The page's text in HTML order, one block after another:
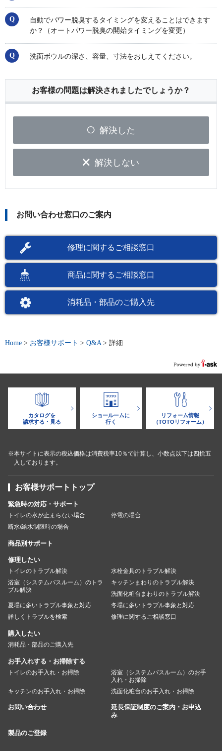
自動でパワー脱臭するタイミングを変えることはできます
か？（オートパワー脱臭の開始タイミングを変更）
洗面ボウルの深さ、容量、寸法をおしえてください。
お客様の問題は解決されましたでしょうか？
解決した
解決しない
お問い合わせ窓口のご案内
修理に関するご相談窓口
商品に関するご相談窓口
消耗品・部品のご購入先
Home > お客様サポート > Q&A > 詳細
カタログを
請求する・見る
ショールームに
行く
リフォーム情報
（TOTOリフォーム）
※本サイトに表示の税込価格は消費税率10％で計算し、小数点以下は四捨五
入しております。
お客様サポートトップ
緊急時の対応・サポート
トイレの水が止まらない場合
停電の場合
断水/給水制限時の場合
商品別サポート
修理したい
トイレのトラブル解決
水栓金具のトラブル解決
浴室（システムバスルーム）のトラ
ブル解決
キッチンまわりのトラブル解決
洗面化粧台まわりのトラブル解決
夏場に多いトラブル事象と対応
冬場に多いトラブル事象と対応
詳しくトラブルを検索
修理に関するご相談窓口
購入したい
消耗品・部品のご購入先
お手入れする・お掃除する
トイレのお手入れ・お掃除
浴室（システムバスルーム）のお手
入れ・お掃除
キッチンのお手入れ・お掃除
洗面化粧台のお手入れ・お掃除
お問い合わせ
延長保証制度のご案内・お申込
み
製品のご登録